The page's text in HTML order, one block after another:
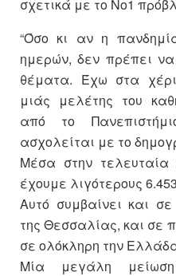
σχετικά με το Νο1
“Όσο κι αν η
ημερών, δεν πρέπει
θέματα. Έχω στα
μιάς μελέτης του
από το
ασχολείται με το
Μέσα στην τελευταία
έχουμε λιγότερους
Αυτό συμβαίνει και
της Θεσσαλίας, και σε
σε ολόκληρη την
Μία μεγάλη